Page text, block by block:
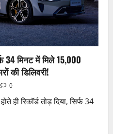
34 मिनट में मिले 15,000
की डिलिवरी!
0
ही रिकॉर्ड तोड़ दिया, सिर्फ 34